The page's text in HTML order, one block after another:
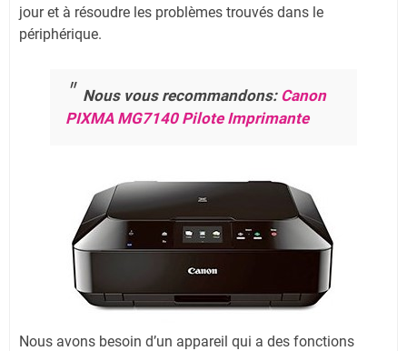
jour et à résoudre les problèmes trouvés dans le
périphérique.
Nous vous recommandons: Canon
PIXMA MG7140 Pilote Imprimante
Nous avons besoin d’un appareil qui a des fonctions